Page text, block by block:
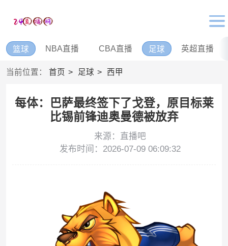
篮球 NBA直播 CBA直播 足球 英超直播
当前位置： 首页 足球 西甲
每体：巴萨最终签下了戈登，原目标莱
比锡前锋迪奥曼德被放弃
来源：直播吧
发布时间：2026-07-09 06:09:32